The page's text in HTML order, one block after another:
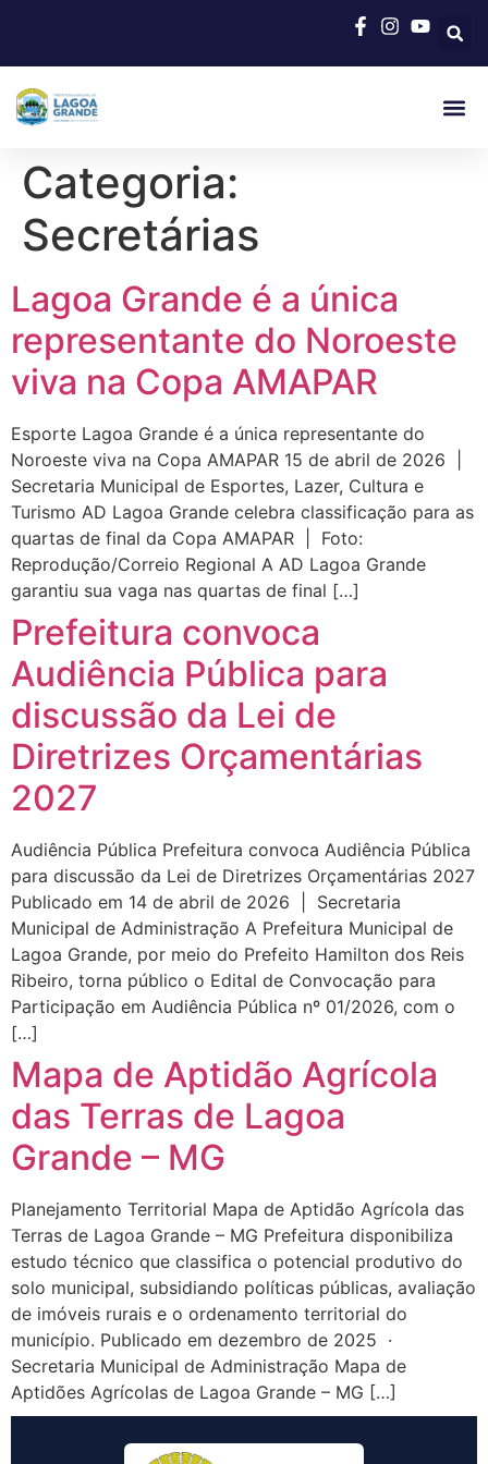
Categoria:
Secretárias
Lagoa Grande é a única
representante do Noroeste
viva na Copa AMAPAR
Esporte Lagoa Grande é a única representante do
Noroeste viva na Copa AMAPAR 15 de abril de 2026 |
Secretaria Municipal de Esportes, Lazer, Cultura e
Turismo AD Lagoa Grande celebra classificação para as
quartas de final da Copa AMAPAR | Foto:
Reprodução/Correio Regional A AD Lagoa Grande
garantiu sua vaga nas quartas de final […]
Prefeitura convoca
Audiência Pública para
discussão da Lei de
Diretrizes Orçamentárias
2027
Audiência Pública Prefeitura convoca Audiência Pública
para discussão da Lei de Diretrizes Orçamentárias 2027
Publicado em 14 de abril de 2026 | Secretaria
Municipal de Administração A Prefeitura Municipal de
Lagoa Grande, por meio do Prefeito Hamilton dos Reis
Ribeiro, torna público o Edital de Convocação para
Participação em Audiência Pública nº 01/2026, com o
[…]
Mapa de Aptidão Agrícola
das Terras de Lagoa
Grande – MG
Planejamento Territorial Mapa de Aptidão Agrícola das
Terras de Lagoa Grande – MG Prefeitura disponibiliza
estudo técnico que classifica o potencial produtivo do
solo municipal, subsidiando políticas públicas, avaliação
de imóveis rurais e o ordenamento territorial do
município. Publicado em dezembro de 2025 ·
Secretaria Municipal de Administração Mapa de
Aptidões Agrícolas de Lagoa Grande – MG […]